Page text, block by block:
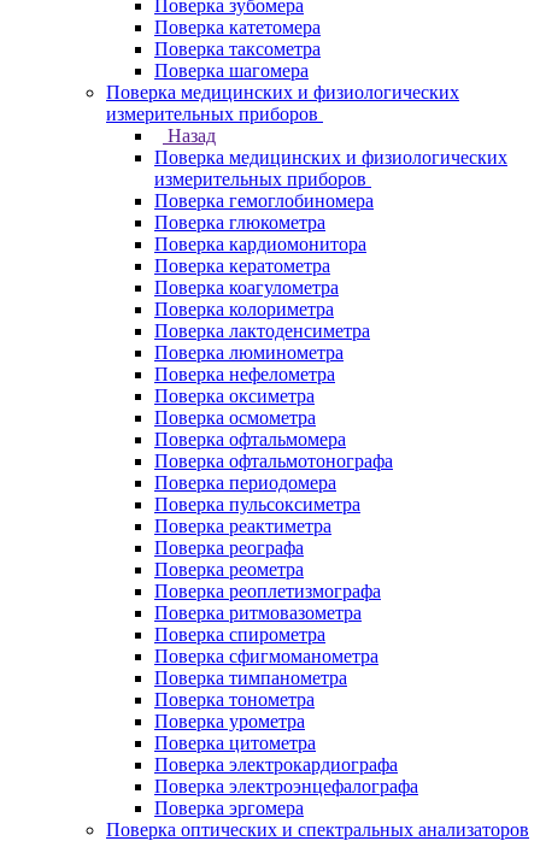
Поверка зубомера
Поверка катетомера
Поверка таксометра
Поверка шагомера
Поверка медицинских и физиологических
измерительных приборов
Назад
Поверка медицинских и физиологических
измерительных приборов
Поверка гемоглобиномера
Поверка глюкометра
Поверка кардиомонитора
Поверка кератометра
Поверка коагулометра
Поверка колориметра
Поверка лактоденсиметра
Поверка люминометра
Поверка нефелометра
Поверка оксиметра
Поверка осмометра
Поверка офтальмомера
Поверка офтальмотонографа
Поверка периодомера
Поверка пульсоксиметра
Поверка реактиметра
Поверка реографа
Поверка реометра
Поверка реоплетизмографа
Поверка ритмовазометра
Поверка спирометра
Поверка сфигмоманометра
Поверка тимпанометра
Поверка тонометра
Поверка урометра
Поверка цитометра
Поверка электрокардиографа
Поверка электроэнцефалографа
Поверка эргомера
Поверка оптических и спектральных анализаторов